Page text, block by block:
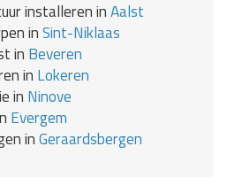
installeren inAalst
inSint-Niklaas
in Beveren
in Lokeren
in Ninove
Evergem
inGeraardsbergen